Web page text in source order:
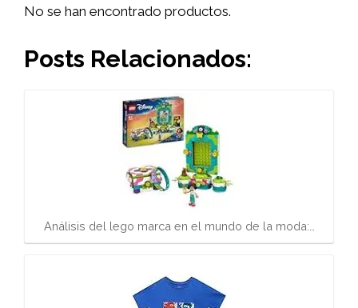
No se han encontrado productos.
Posts Relacionados:
Análisis del lego marca en el mundo de la moda:…